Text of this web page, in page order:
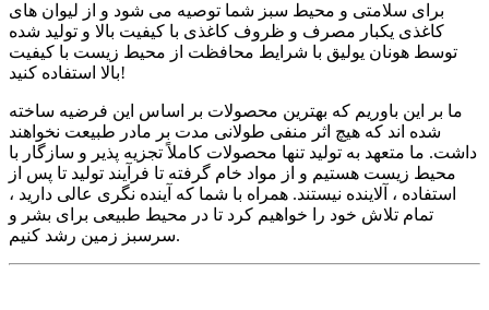
برای سلامتی و محیط سبز شما توصیه می شود و از لیوان های
کاغذی یکبار مصرف و ظروف کاغذی با کیفیت بالا و تولید شده
توسط هونان یولیق با شرایط محافظت از محیط زیست با کیفیت
بالا استفاده کنید!
ما بر این باوریم که بهترین محصولات بر اساس این فرضیه ساخته
شده اند که هیچ اثر منفی طولانی مدت بر مادر طبیعت نخواهند
داشت. ما متعهد به تولید تنها محصولات کاملاً تجزیه پذیر و سازگار با
محیط زیست هستیم و از مواد خام گرفته تا فرآیند تولید تا پس از
استفاده ، آلاینده نیستند. همراه با شما که آینده نگری عالی دارید ،
تمام تلاش خود را خواهیم کرد تا در محیط طبیعی برای بشر و
سرسبز زمین رشد کنیم.